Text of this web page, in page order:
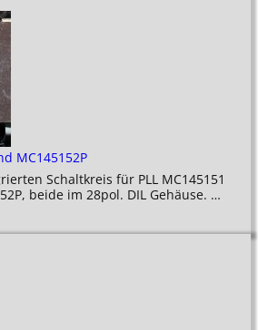
MC145152P
Schaltkreis für PLL MC145151
beide im 28pol. DIL Gehäuse. …